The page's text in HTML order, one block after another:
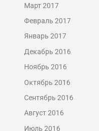
Март 2017
Февраль 2017
Январь 2017
Декабрь 2016
Ноябрь 2016
Октябрь 2016
Сентябрь 2016
Август 2016
Июль 2016